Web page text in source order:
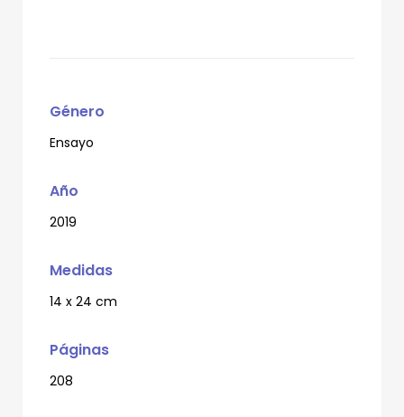
Género
Ensayo
Año
2019
Medidas
14 x 24 cm
Páginas
208